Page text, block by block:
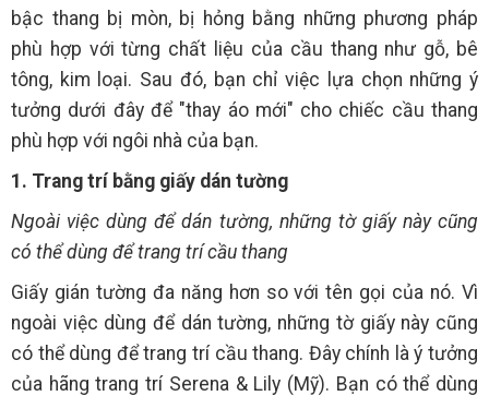
bậc thang bị mòn, bị hỏng bằng những phương pháp
phù hợp với từng chất liệu của cầu thang như gỗ, bê
tông, kim loại. Sau đó, bạn chỉ việc lựa chọn những ý
tưởng dưới đây để "thay áo mới" cho chiếc cầu thang
phù hợp với ngôi nhà của bạn.
1. Trang trí bằng giấy dán tường
Ngoài việc dùng để dán tường, những tờ giấy này cũng
có thể dùng để trang trí cầu thang
Giấy gián tường đa năng hơn so với tên gọi của nó. Vì
ngoài việc dùng để dán tường, những tờ giấy này cũng
có thể dùng để trang trí cầu thang. Đây chính là ý tưởng
của hãng trang trí Serena & Lily (Mỹ). Bạn có thể dùng